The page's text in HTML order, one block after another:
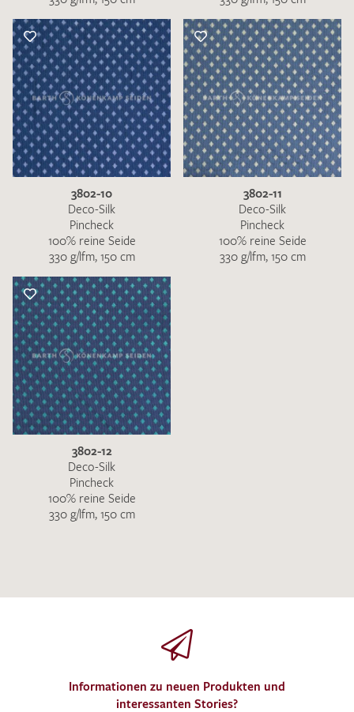
3802-10
Deco-Silk
Pincheck
100% reine Seide
330 g/lfm, 150 cm
3802-11
Deco-Silk
Pincheck
100% reine Seide
330 g/lfm, 150 cm
3802-12
Deco-Silk
Pincheck
100% reine Seide
330 g/lfm, 150 cm
Informationen zu neuen Produkten und
interessanten Stories?